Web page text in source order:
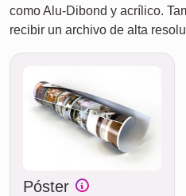
como Alu-Dibond y acrílico.
recibir un archivo de alta
Póster